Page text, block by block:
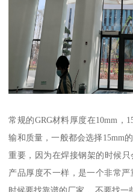
常规的GRG材料厚度在10mm，
输和质量，一般都会选择15mm
重要，因为在焊接钢架的时候
产品厚度不一样，是一个非常